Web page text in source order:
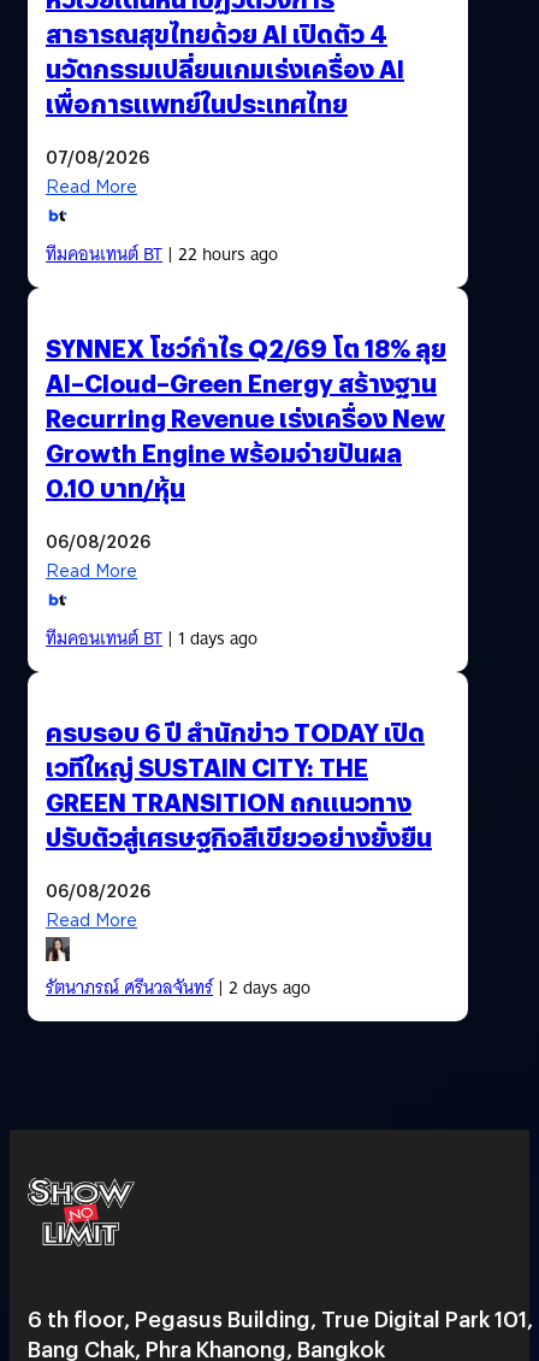
สาธารณสุขไทยด้วย AI เปิดตัว 4
นวัตกรรมเปลี่ยนเกมเร่งเครื่อง AI
เพื่อการแพทย์ในประเทศไทย
07/08/2026
Read More
ทีมคอนเทนต์ BT| 22 hours ago
SYNNEX โชว์กำไร Q2/69 โต 18% ลุย
AI–Cloud–Green Energy สร้างฐาน
Recurring Revenue เร่งเครื่อง New
Growth Engine พร้อมจ่ายปันผล
0.10 บาท/หุ้น
06/08/2026
Read More
ทีมคอนเทนต์ BT| 1 days ago
ครบรอบ 6 ปี สำนักข่าว TODAY เปิด
เวทีใหญ่ SUSTAIN CITY: THE
GREEN TRANSITION ถกแนวทาง
ปรับตัวสู่เศรษฐกิจสีเขียวอย่างยั่งยืน
06/08/2026
Read More
รัตนาภรณ์ ศรีนวลจันทร์| 2 days ago
6 th floor, Pegasus Building, True Digital Park 101,
Bang Chak, Phra Khanong, Bangkok